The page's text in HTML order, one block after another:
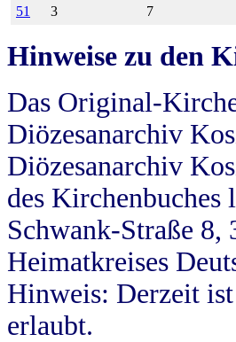
51 3 7
Hinweise zu den
Das Original-
Diözesanarchiv
Diözesanarchiv
des
Schwank-Straße
Heimatkreises
Hinweis: Derzeit
erlaubt.